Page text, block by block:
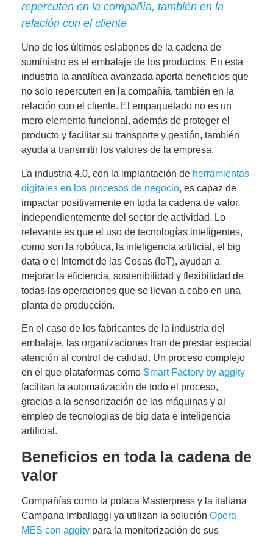
repercuten en la compañía, también en la
relación con el cliente
Uno de los últimos eslabones de la cadena de
suministro es el embalaje de los productos. En esta
industria la analítica avanzada aporta beneficios que
no solo repercuten en la compañía, también en la
relación con el cliente. El empaquetado no es un
mero elemento funcional, además de proteger el
producto y facilitar su transporte y gestión, también
ayuda a transmitir los valores de la empresa.
La industria 4.0, con la implantación de herramientas
digitales en los procesos de negocio, es capaz de
impactar positivamente en toda la cadena de valor,
independientemente del sector de actividad. Lo
relevante es que el uso de tecnologías inteligentes,
como son la robótica, la inteligencia artificial, el big
data o el Internet de las Cosas (IoT), ayudan a
mejorar la eficiencia, sostenibilidad y flexibilidad de
todas las operaciones que se llevan a cabo en una
planta de producción.
En el caso de los fabricantes de la industria del
embalaje, las organizaciones han de prestar especial
atención al control de calidad. Un proceso complejo
en el que plataformas como Smart Factory by aggity
facilitan la automatización de todo el proceso,
gracias a la sensorización de las máquinas y al
empleo de tecnologías de big data e inteligencia
artificial.
Beneficios en toda la cadena de
valor
Compañías como la polaca Masterpress y la italiana
Campana Imballaggi ya utilizan la solución Opera
MES con aggity para la monitorización de sus